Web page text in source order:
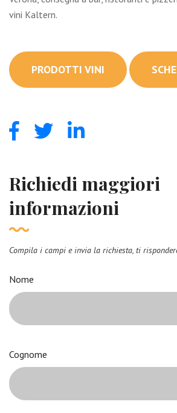
vini Kaltern.
PRODOTTI VINI
Richiedi maggiori
informazioni
Compila i campi e invia la richiesta, ti
Nome
Cognome